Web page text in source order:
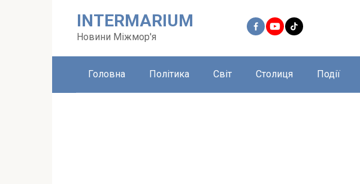
INTERMARIUM
Новини Міжмор'я
Головна Політика Світ Столиця Події